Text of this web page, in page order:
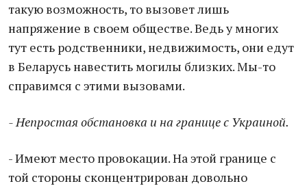
такую возможность, то вызовет лишь
напряжение в своем обществе. Ведь у многих
тут есть родственники, недвижимость, они едут
в Беларусь навестить могилы близких. Мы-то
справимся с этими вызовами.
- Непростая обстановка и на границе с Украиной.
- Имеют место провокации. На этой границе с
той стороны сконцентрирован довольно